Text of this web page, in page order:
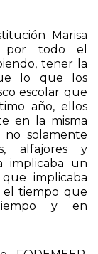
Marisa
por todo el
tener la
lo que los
escolar que
año, ellos
en la misma
no solamente
alfajores y
implicaba un
implicaba
tiempo que
y en